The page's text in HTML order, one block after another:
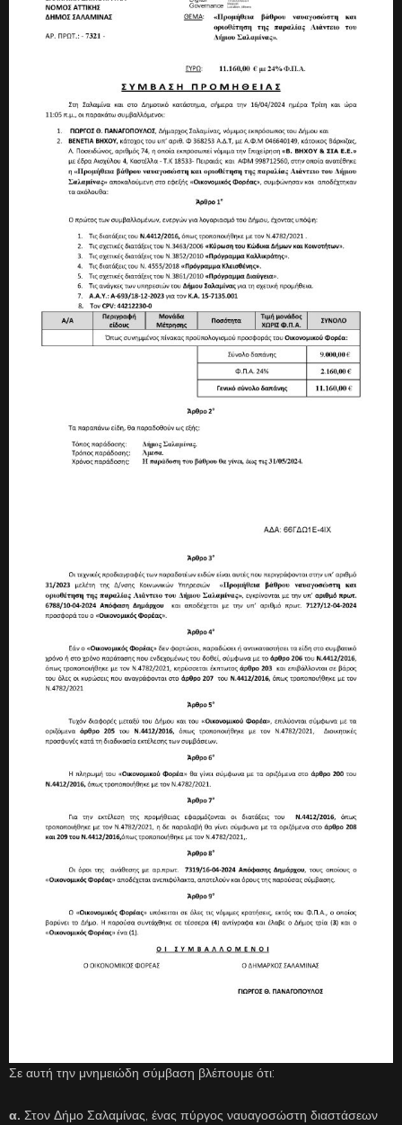
Σε αυτή την μνημειώδη σύμβαση βλέπουμε ότι:
α. Στον Δήμο Σαλαμίνας, ένας πύργος ναυαγοσώστη διαστάσεων